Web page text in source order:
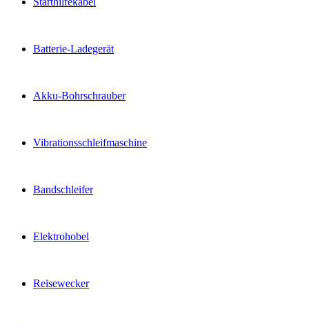
Batterie-Ladegerät
Akku-Bohrschrauber
Vibrationsschleifmaschine
Bandschleifer
Elektrohobel
Reisewecker